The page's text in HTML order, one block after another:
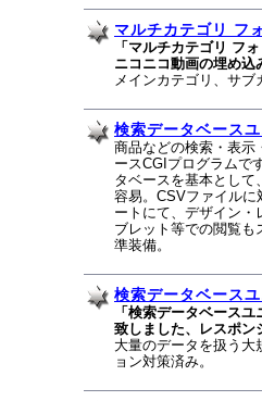
マルチカテゴリ フ
「マルチカテゴリ フ
ニコニコ動画の埋め込
メインカテゴリ、サブ
検索データベース
商品などの検索・表示
ースCGIプログラムで
タベースを基本として
容易。CSVファイルに
ートにて、デザイン・
ブレット等での閲覧も
準装備。
検索データベース
「検索データベース
致しました、レスポン
大量のデータを扱う大
ョン対策済み。